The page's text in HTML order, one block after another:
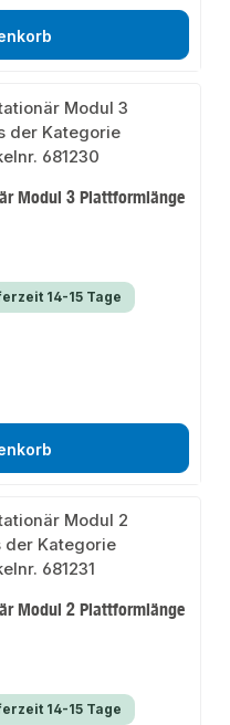
Modul 3 Plattformlänge
14-15 Tage
Modul 2 Plattformlänge
14-15 Tage